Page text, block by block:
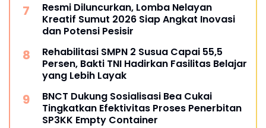
Resmi Diluncurkan, Lomba Nelayan
Kreatif Sumut 2026 Siap Angkat Inovasi
dan Potensi Pesisir
Rehabilitasi SMPN 2 Susua Capai 55,5
Persen, Bakti TNI Hadirkan Fasilitas Belajar
yang Lebih Layak
BNCT Dukung Sosialisasi Bea Cukai
Tingkatkan Efektivitas Proses Penerbitan
SP3KK Empty Container